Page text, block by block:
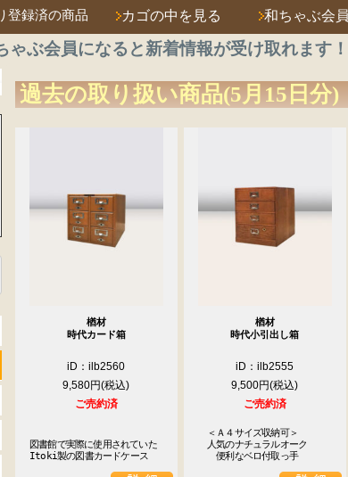
登録済の商品 カゴの中を見る 和ちゃぶ会
ゃぶ会員になると新着情報が受け取れます
過去の取り扱い商品(5月15日分)
楢材
時代カード箱
iD：ilb2560
9,580円
ご売約済
図書館で実際に使用されていた
Itoki製の図書カードケース
楢材
時代小引出し箱
iD：ilb2555
9,500円
ご売約済
＜Ａ４サイズ収納可＞
人気のナチュラルオーク
便利なベロ付取っ手